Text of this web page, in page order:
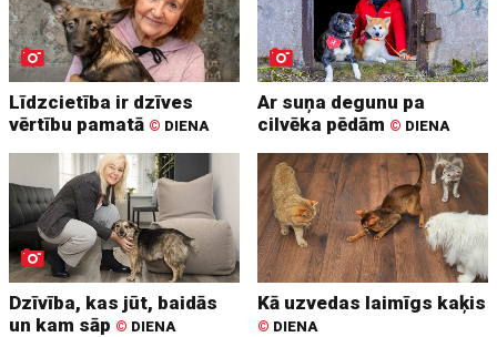
Līdzcietība ir dzīves
vērtību pamatā © DIENA
Ar suņa degunu pa
cilvēka pēdām © DIENA
Dzīvība, kas jūt, baidās
un kam sāp © DIENA
Kā uzvedas laimīgs kaķis
© DIENA